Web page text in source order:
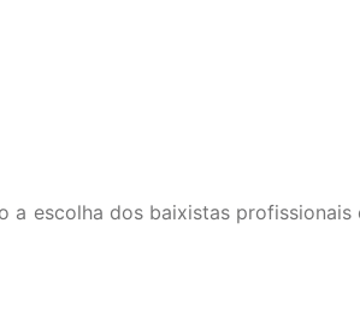
a escolha dos baixistas